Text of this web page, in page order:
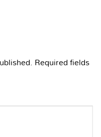
Required fields